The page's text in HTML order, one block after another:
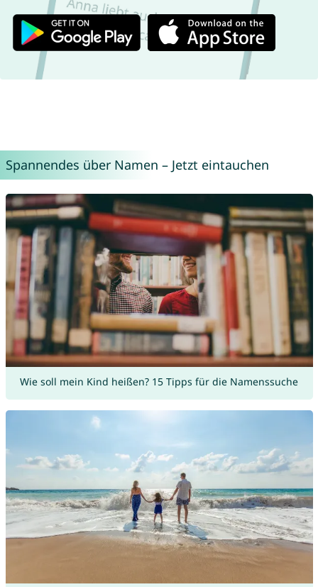
Spannendes über Namen – Jetzt eintauchen
Wie soll mein Kind heißen? 15 Tipps für die Namenssuche